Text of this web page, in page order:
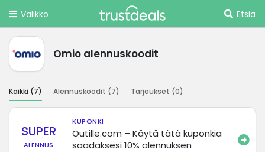
Valikko Etsiä
Omio alennuskoodit
Kaikki (7) Alennuskoodit (7) Tarjoukset (0)
SUPER
ALENNUS
KUPONKI
Outille.com – Käytä tätä kuponkia
saadaksesi 10% alennuksen